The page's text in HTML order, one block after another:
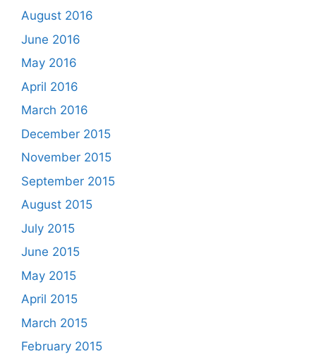
August 2016
June 2016
May 2016
April 2016
March 2016
December 2015
November 2015
September 2015
August 2015
July 2015
June 2015
May 2015
April 2015
March 2015
February 2015